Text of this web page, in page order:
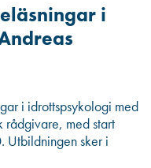
i
i idrottspsykologi med
rådgivare, med start
Utbildningen sker i